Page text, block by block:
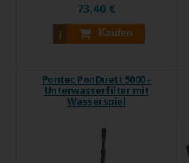
73,40 €
Kaufen
Pontec PonDuett 5000 -
Unterwasserfilter mit
Wasserspiel